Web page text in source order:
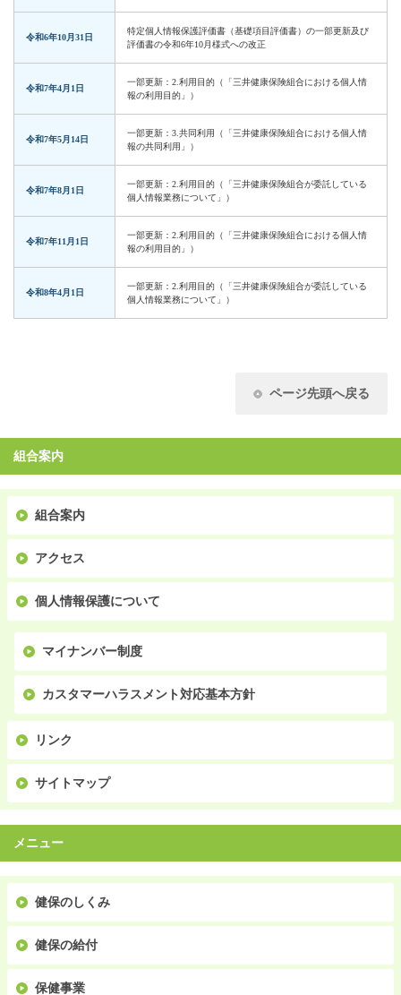
令和6年10月31日
特定個人情報保護評価書（基礎項目評価書）の一部更新及び
評価書の令和6年10月様式への改正
令和7年4月1日
一部更新：2.利用目的（「三井健康保険組合における個人情
報の利用目的」）
令和7年5月14日
一部更新：3.共同利用（「三井健康保険組合における個人情
報の共同利用」）
令和7年8月1日
一部更新：2.利用目的（「三井健康保険組合が委託している
個人情報業務について」）
令和7年11月1日
一部更新：2.利用目的（「三井健康保険組合における個人情
報の利用目的」）
令和8年4月1日
一部更新：2.利用目的（「三井健康保険組合が委託している
個人情報業務について」）
ページ先頭へ戻る
組合案内
組合案内
アクセス
個人情報保護について
マイナンバー制度
カスタマーハラスメント対応基本方針
リンク
サイトマップ
メニュー
健保のしくみ
健保の給付
保健事業